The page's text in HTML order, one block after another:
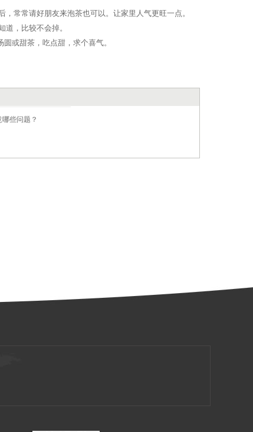
常常请好朋友来泡茶也可以。让家里人气更旺一点。
，比较不会掉。
或甜茶，吃点甜，求个喜气。
些问题？